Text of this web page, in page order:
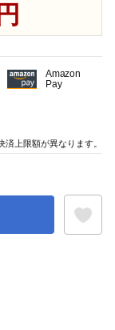
Amazon
Pay
済上限額が異なります。